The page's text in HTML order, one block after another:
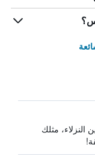
النزلاء، مثلك